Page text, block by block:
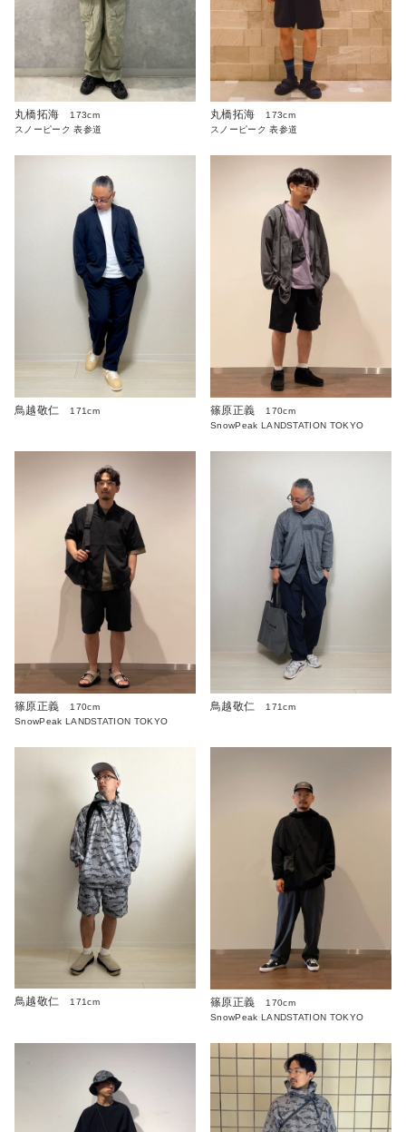
丸橋拓海
173cm
スノーピーク 表参道
丸橋拓海
173cm
スノーピーク 表参道
鳥越敬仁 171cm 篠原正義
170cm
SnowPeak LANDSTATION TOKYO
篠原正義
170cm
SnowPeak LANDSTATION TOKYO
鳥越敬仁 171cm
鳥越敬仁 171cm 篠原正義
170cm
SnowPeak LANDSTATION TOKYO